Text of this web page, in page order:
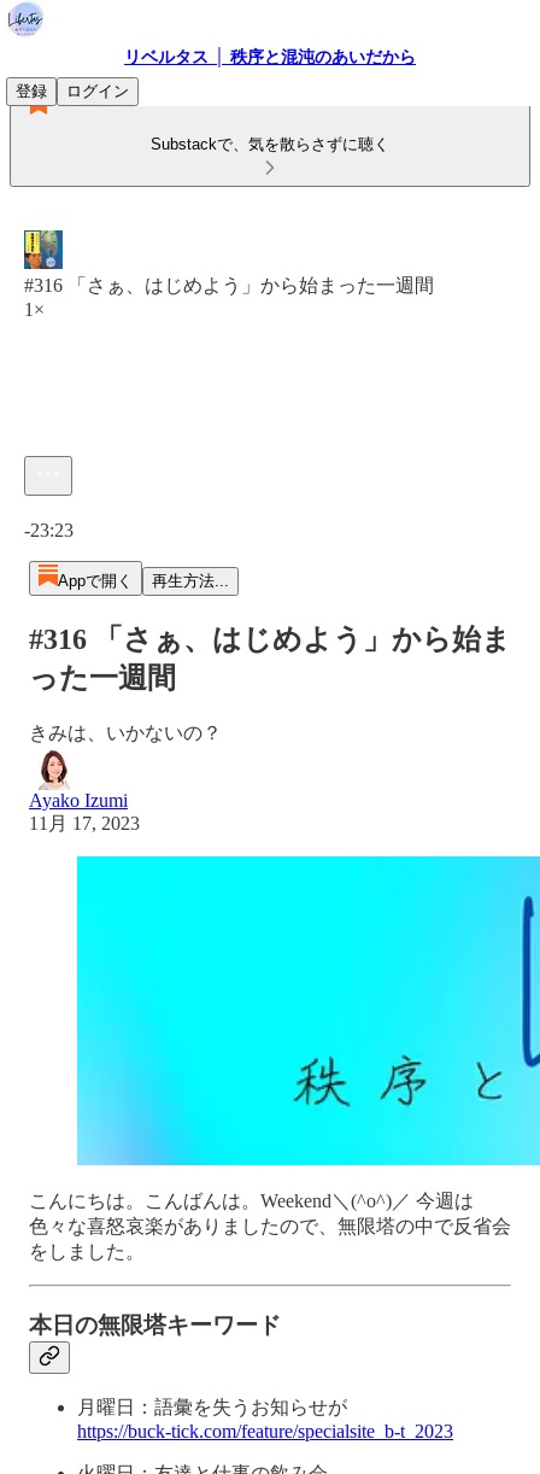
リベルタス │ 秩序と混沌のあいだから
登録
ログイン
Substackで、気を散らさずに聴く
#316 「さぁ、はじめよう」から始まった一週間
1×
-23:23
Appで開く 再生方法...
#316 「さぁ、はじめよう」から始ま
った一週間
きみは、いかないの？
Ayako Izumi
11月 17, 2023
こんにちは。こんばんは。Weekend＼(^o^)／ 今週は
色々な喜怒哀楽がありましたので、無限塔の中で反省会
をしました。
本日の無限塔キーワード
月曜日：語彙を失うお知らせが
https://buck-tick.com/feature/specialsite_b-t_2023